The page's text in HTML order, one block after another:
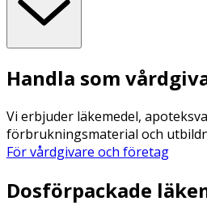
Handla som
Vi erbjuder läkemedel,
förbrukningsmaterial och
För vårdgivare och företag
Dosförpackade